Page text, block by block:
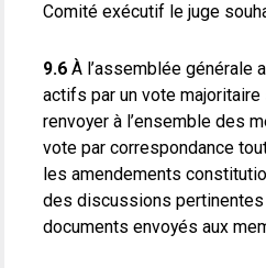
Comité exécutif le juge
9.6 À l’assemblée générale
actifs par un vote
renvoyer à l’ensemble des
vote par correspondance
les amendements
des discussions
documents envoyés aux